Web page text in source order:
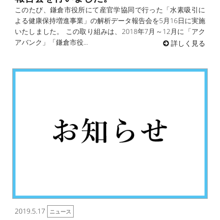
このたび、鎌倉市役所にて産官学協同で行った「水素吸引に
よる健康保持増進事業」の解析データ報告会を5月16日に実施
いたしました。 この取り組みは、2018年7月～12月に「アク
アバンク」「鎌倉市役...
詳しく見る
2019.5.17 ニュース